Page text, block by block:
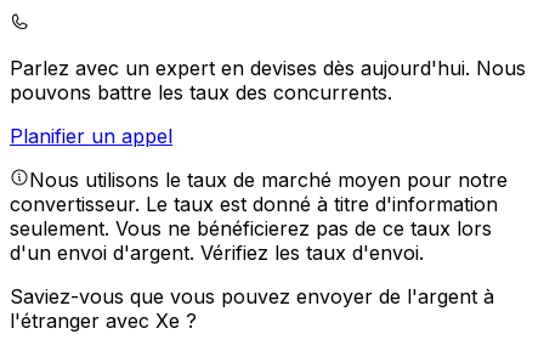
Parlez avec un expert en devises dès aujourd'hui. Nous
pouvons battre les taux des concurrents.
Planifier un appel
Nous utilisons le taux de marché moyen pour notre
convertisseur. Le taux est donné à titre d'information
seulement. Vous ne bénéficierez pas de ce taux lors
d'un envoi d'argent. Vérifiez les taux d'envoi.
Saviez-vous que vous pouvez envoyer de l'argent à
l'étranger avec Xe ?